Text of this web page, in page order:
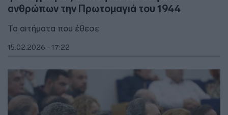
ανθρώπων την Πρωτομαγιά του 1944
Τα αιτήματα που έθεσε
15.02.2026 - 17:22